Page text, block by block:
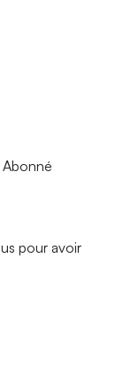
Abonné
pour avoir